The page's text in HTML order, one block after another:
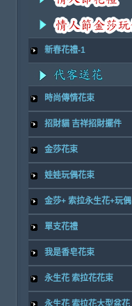
新春花禮-1
時尚傳情花束
招財貓 吉祥招財擺件
金莎花束
娃娃玩偶花束
金莎+ 索拉永生花+玩偶
單支花禮
我是香皂花束
永生花 索拉花花束
永生花 索拉花大型盆花